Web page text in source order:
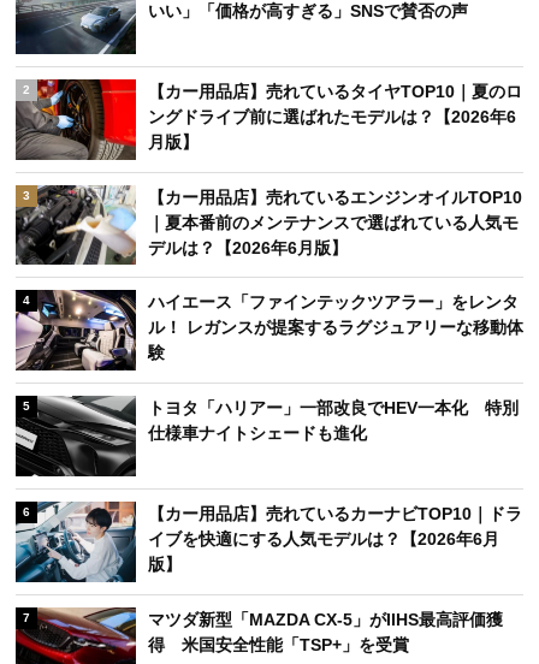
いい」「価格が高すぎる」SNSで賛否の声
2
【カー用品店】売れているタイヤTOP10｜夏のロ
ングドライブ前に選ばれたモデルは？【2026年6
月版】
3
【カー用品店】売れているエンジンオイルTOP10
｜夏本番前のメンテナンスで選ばれている人気モ
デルは？【2026年6月版】
4
ハイエース「ファインテックツアラー」をレンタ
ル！ レガンスが提案するラグジュアリーな移動体
験
5
トヨタ「ハリアー」一部改良でHEV一本化 特別
仕様車ナイトシェードも進化
6
【カー用品店】売れているカーナビTOP10｜ドラ
イブを快適にする人気モデルは？【2026年6月
版】
7
マツダ新型「MAZDA CX-5」がIIHS最高評価獲
得 米国安全性能「TSP+」を受賞